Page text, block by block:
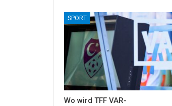
SPORT
Wo wird TFF VAR-